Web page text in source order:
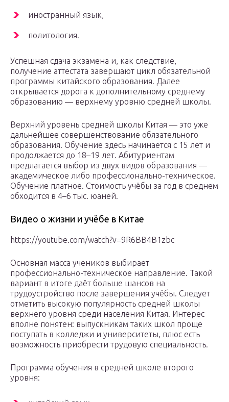
иностранный язык,
политология.
Успешная сдача экзамена и, как следствие,
получение аттестата завершают цикл обязательной
программы китайского образования. Далее
открывается дорога к дополнительному среднему
образованию — верхнему уровню средней школы.
Верхний уровень средней школы Китая — это уже
дальнейшее совершенствование обязательного
образования. Обучение здесь начинается с 15 лет и
продолжается до 18–19 лет. Абитуриентам
предлагается выбор из двух видов образования —
академическое либо профессионально-техническое.
Обучение платное. Стоимость учёбы за год в среднем
обходится в 4–6 тыс. юаней.
Видео о жизни и учёбе в Китае
https://youtube.com/watch?v=9R6BB4B1zbc
Основная масса учеников выбирает
профессионально-техническое направление. Такой
вариант в итоге даёт больше шансов на
трудоустройство после завершения учёбы. Следует
отметить высокую популярность средней школы
верхнего уровня среди населения Китая. Интерес
вполне понятен: выпускникам таких школ проще
поступать в колледжи и университеты, плюс есть
возможность приобрести трудовую специальность.
Программа обучения в средней школе второго
уровня: